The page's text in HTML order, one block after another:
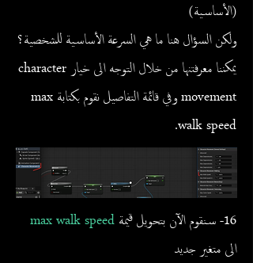
(الأساسية)
ولكن السؤال هنا ما هي السرعة الأساسية للشخصية؟
يمكننا معرفتنها من خلال التوجه الى خيار character
movement وفي قائمة التفاصيل نقوم بكتابة max
walk speed.
16- سنقوم الآن بتحويل قيمة
max walk speed
الى متغير جديد